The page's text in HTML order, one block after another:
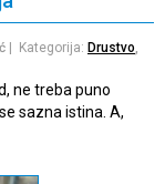
| Kategorija: Drustvo,
ne treba puno
sazna istina. A,